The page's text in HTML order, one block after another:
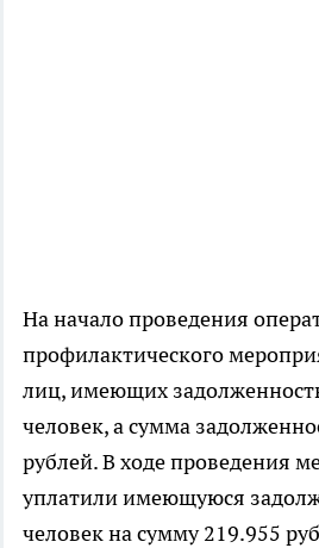
На начало проведения
профилактического
лиц, имеющих
человек, а сумма
рублей. В ходе проведения
уплатили имеющуюся
человек на сумму 219.955